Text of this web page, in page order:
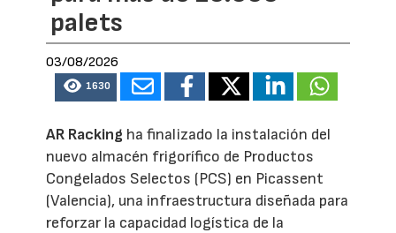
palets
03/08/2026
1630
AR Racking ha finalizado la instalación del
nuevo almacén frigorífico de Productos
Congelados Selectos (PCS) en Picassent
(Valencia), una infraestructura diseñada para
reforzar la capacidad logística de la